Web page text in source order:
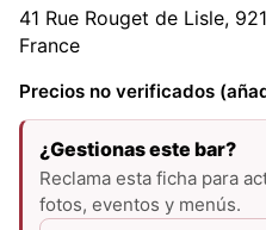
41 Rue Rouget de Lisle,
France
Precios no verificados
¿Gestionas este bar?
Reclama esta ficha para
fotos, eventos y menús.